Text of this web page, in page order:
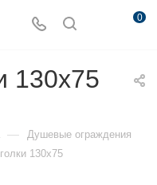
0
130x75
— Душевые ограждения
130x75